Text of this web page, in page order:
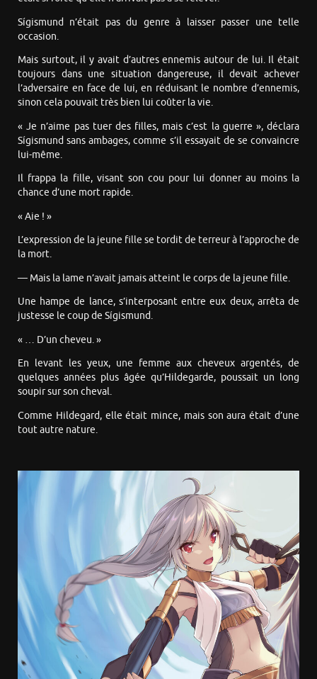
Sígismund n’était pas du genre à laisser passer une telle
occasion.
Mais surtout, il y avait d’autres ennemis autour de lui. Il était
toujours dans une situation dangereuse, il devait achever
l’adversaire en face de lui, en réduisant le nombre d’ennemis,
sinon cela pouvait très bien lui coûter la vie.
« Je n’aime pas tuer des filles, mais c’est la guerre », déclara
Sígismund sans ambages, comme s’il essayait de se convaincre
lui-même.
Il frappa la fille, visant son cou pour lui donner au moins la
chance d’une mort rapide.
« Aie ! »
L’expression de la jeune fille se tordit de terreur à l’approche de
la mort.
— Mais la lame n’avait jamais atteint le corps de la jeune fille.
Une hampe de lance, s’interposant entre eux deux, arrêta de
justesse le coup de Sígismund.
« … D’un cheveu. »
En levant les yeux, une femme aux cheveux argentés, de
quelques années plus âgée qu’Hildegarde, poussait un long
soupir sur son cheval.
Comme Hildegard, elle était mince, mais son aura était d’une
tout autre nature.